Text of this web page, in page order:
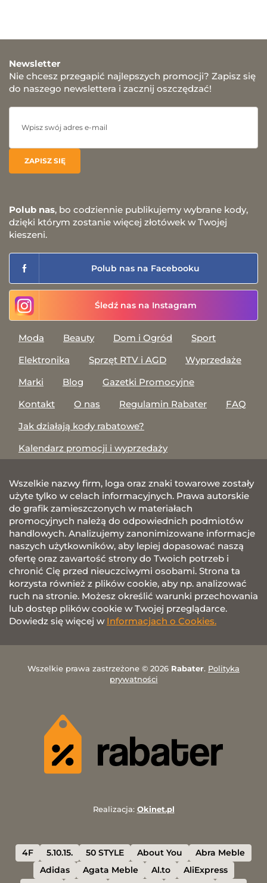
Newsletter
Nie chcesz przegapić najlepszych promocji? Zapisz się
do naszego newslettera i zacznij oszczędzać!
Polub nas, bo codziennie publikujemy wybrane kody,
dzięki którym zostanie więcej złotówek w Twojej
kieszeni.
Polub nas na Facebooku
Śledź nas na Instagram
Moda Beauty Dom i Ogród
Sport
Elektronika
Sprzęt RTV i AGD
Wyprzedaże
Marki
Blog
Gazetki Promocyjne
Kontakt
O nas Regulamin Rabater
FAQ
Jak działają kody rabatowe?
Kalendarz promocji i wyprzedaży
Wszelkie nazwy firm, loga oraz znaki towarowe zostały
użyte tylko w celach informacyjnych. Prawa autorskie
do grafik zamieszczonych w materiałach
promocyjnych należą do odpowiednich podmiotów
handlowych. Analizujemy zanonimizowane informacje
naszych użytkowników, aby lepiej dopasować naszą
ofertę oraz zawartość strony do Twoich potrzeb i
chronić Cię przed nieuczciwymi osobami. Strona ta
korzysta również z plików cookie, aby np. analizować
ruch na stronie. Możesz określić warunki przechowania
lub dostęp plików cookie w Twojej przeglądarce.
Dowiedz się więcej w Informacjach o Cookies.
Wszelkie prawa zastrzeżone © 2026 Rabater. Polityka
prywatności
Realizacja: Okinet.pl
4F 5.10.15. 50 STYLE About You
Abra Meble
Adidas
Agata Meble Al.to
AliExpress